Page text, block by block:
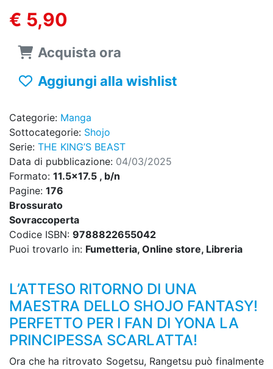
€ 5,90
Acquista ora
Aggiungi alla wishlist
Categorie: Manga
Sottocategorie: Shojo
Serie: THE KING’S BEAST
Data di pubblicazione: 04/03/2025
Formato: 11.5x17.5 , b/n
Pagine: 176
Brossurato
Sovraccoperta
Codice ISBN: 9788822655042
Puoi trovarlo in: Fumetteria, Online store, Libreria
L’ATTESO RITORNO DI UNA
MAESTRA DELLO SHOJO FANTASY!
PERFETTO PER I FAN DI YONA LA
PRINCIPESSA SCARLATTA!
Ora che ha ritrovato Sogetsu, Rangetsu può finalmente